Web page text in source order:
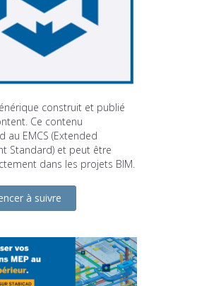
construit et publié
Ce contenu
au EMCS (Extended
Standard) et peut être
dans les projets BIM.
à suivre